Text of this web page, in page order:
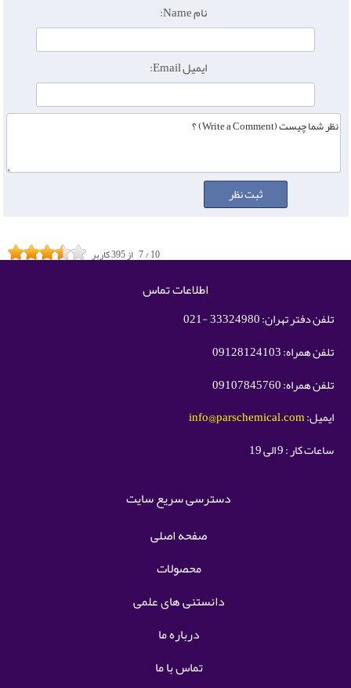
نام Name:
ایمیل Email:
7/10 از395کاربر
اطلاعات تماس
تلفن دفتر تهران: 33324980 -021
تلفن همراه: 09128124103
تلفن همراه: 09107845760
ایمیل:info@parschemical.com
ساعات کار : 9 الی 19
دسترسی سریع سایت
صفحه اصلی
محصولات
دانستنی های علمی
درباره ما
تماس با ما